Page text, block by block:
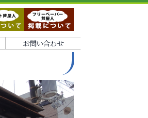
お問い合わせ